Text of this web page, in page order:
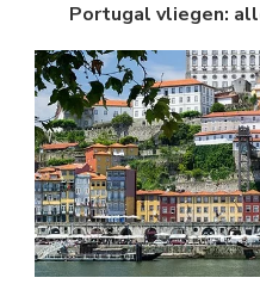
Portugal vliegen: